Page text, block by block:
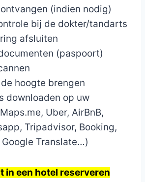
(indien nodig)
bij de dokter/tandarts
afsluiten
(paspoort)
hoogte brengen
downloaden op uw
Uber, AirBnB,
Tripadvisor, Booking,
Translate…)
in een hotel reserveren